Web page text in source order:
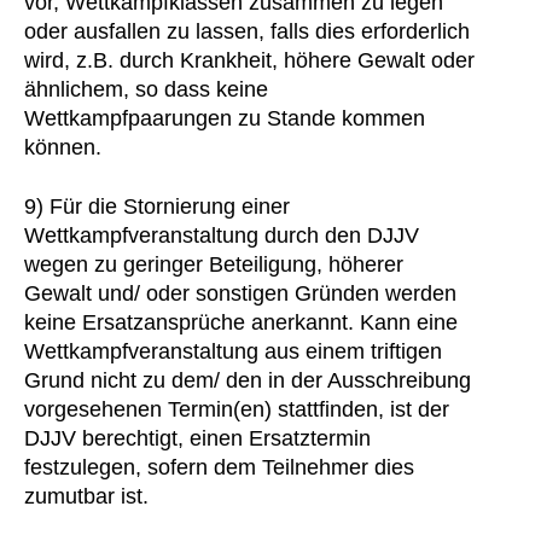
oder ausfallen zu lassen, falls dies erforderlich
wird, z.B. durch Krankheit, höhere Gewalt oder
ähnlichem, so dass keine
Wettkampfpaarungen zu Stande kommen
können.
9) Für die Stornierung einer
Wettkampfveranstaltung durch den DJJV
wegen zu geringer Beteiligung, höherer
Gewalt und/ oder sonstigen Gründen werden
keine Ersatzansprüche anerkannt. Kann eine
Wettkampfveranstaltung aus einem triftigen
Grund nicht zu dem/ den in der Ausschreibung
vorgesehenen Termin(en) stattfinden, ist der
DJJV berechtigt, einen Ersatztermin
festzulegen, sofern dem Teilnehmer dies
zumutbar ist.